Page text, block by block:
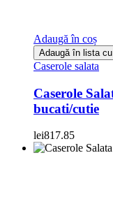
Adaugă în coș
Adaugă în lista
Caserole salata
Caserole
bucati/cutie
lei817.85